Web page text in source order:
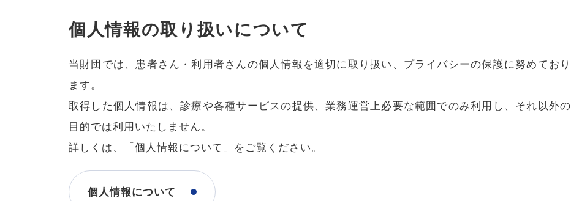
個人情報の取り扱いについて
当財団では、患者さん・利用者さんの個人情報を適切に取り扱い、プライバシーの保護に努めており
ます。
取得した個人情報は、診療や各種サービスの提供、業務運営上必要な範囲でのみ利用し、それ以外の
目的では利用いたしません。
詳しくは、「個人情報について」をご覧ください。
個人情報について